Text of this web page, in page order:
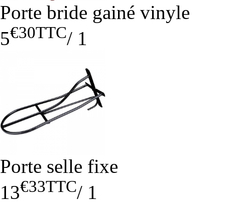
Porte bride gainé vinyle
5€30TTC/ 1
Porte selle fixe
13€33TTC/ 1